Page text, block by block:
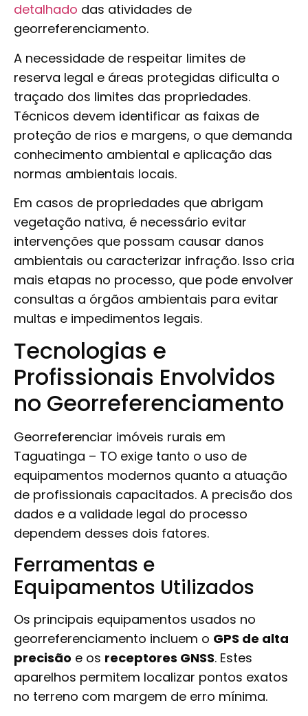
detalhado das atividades de
georreferenciamento.
A necessidade de respeitar limites de
reserva legal e áreas protegidas dificulta o
traçado dos limites das propriedades.
Técnicos devem identificar as faixas de
proteção de rios e margens, o que demanda
conhecimento ambiental e aplicação das
normas ambientais locais.
Em casos de propriedades que abrigam
vegetação nativa, é necessário evitar
intervenções que possam causar danos
ambientais ou caracterizar infração. Isso cria
mais etapas no processo, que pode envolver
consultas a órgãos ambientais para evitar
multas e impedimentos legais.
Tecnologias e
Profissionais Envolvidos
no Georreferenciamento
Georreferenciar imóveis rurais em
Taguatinga – TO exige tanto o uso de
equipamentos modernos quanto a atuação
de profissionais capacitados. A precisão dos
dados e a validade legal do processo
dependem desses dois fatores.
Ferramentas e
Equipamentos Utilizados
Os principais equipamentos usados no
georreferenciamento incluem o GPS de alta
precisão e os receptores GNSS. Estes
aparelhos permitem localizar pontos exatos
no terreno com margem de erro mínima.